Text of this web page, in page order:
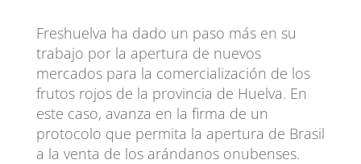
Freshuelva ha dado un paso más en su
trabajo por la apertura de nuevos
mercados para la comercialización de los
frutos rojos de la provincia de Huelva. En
este caso, avanza en la firma de un
protocolo que permita la apertura de Brasil
a la venta de los arándanos onubenses.